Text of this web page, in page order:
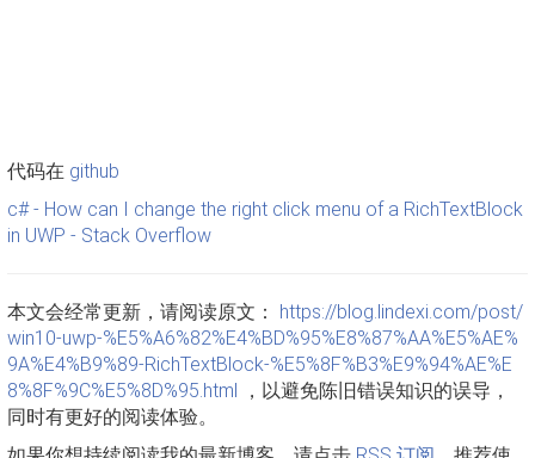
代码在 github
c# - How can I change the right click menu of a RichTextBlock
in UWP - Stack Overflow
本文会经常更新，请阅读原文： https://blog.lindexi.com/post/
win10-uwp-%E5%A6%82%E4%BD%95%E8%87%AA%E5%AE%
9A%E4%B9%89-RichTextBlock-%E5%8F%B3%E9%94%AE%E
8%8F%9C%E5%8D%95.html ，以避免陈旧错误知识的误导，
同时有更好的阅读体验。